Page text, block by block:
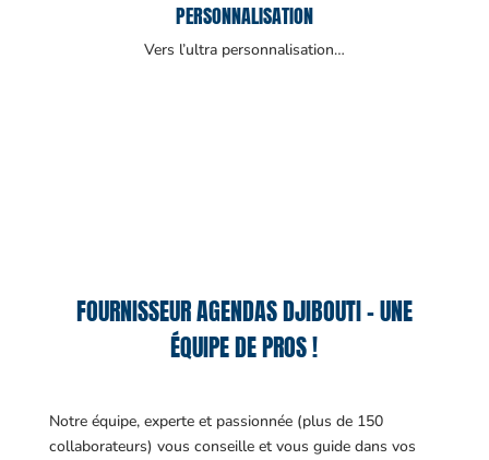
PERSONNALISATION
Vers l’ultra personnalisation…
FOURNISSEUR AGENDAS DJIBOUTI – UNE
ÉQUIPE DE PROS !
Notre équipe, experte et passionnée (plus de 150
collaborateurs) vous conseille et vous guide dans vos